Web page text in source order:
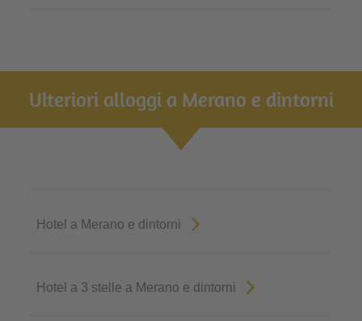
Ulteriori alloggi a Merano e dintorni
Hotel a Merano e dintorni
Hotel a 3 stelle a Merano e dintorni